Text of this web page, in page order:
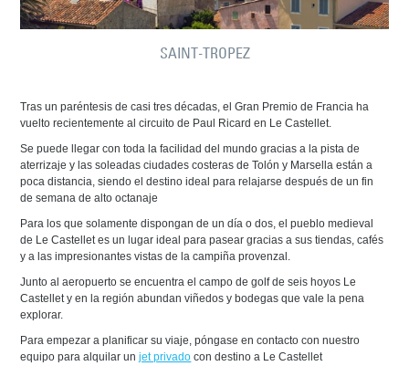
SAINT-TROPEZ
Tras un paréntesis de casi tres décadas, el Gran Premio de Francia ha
vuelto recientemente al circuito de Paul Ricard en Le Castellet.
Se puede llegar con toda la facilidad del mundo gracias a la pista de
aterrizaje y las soleadas ciudades costeras de Tolón y Marsella están a
poca distancia, siendo el destino ideal para relajarse después de un fin
de semana de alto octanaje
Para los que solamente dispongan de un día o dos, el pueblo medieval
de Le Castellet es un lugar ideal para pasear gracias a sus tiendas, cafés
y a las impresionantes vistas de la campiña provenzal.
Junto al aeropuerto se encuentra el campo de golf de seis hoyos Le
Castellet y en la región abundan viñedos y bodegas que vale la pena
explorar.
Para empezar a planificar su viaje, póngase en contacto con nuestro
equipo para alquilar unjet privado con destino a Le Castellet